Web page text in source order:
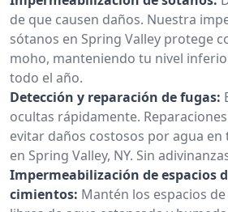
de que causen daños. Nuestra
sótanos en Spring Valley protege
moho, manteniendo tu nivel
todo el año.
Detección y reparación de fugas:
ocultas rápidamente.
evitar daños costosos por agua
en Spring Valley, NY. Sin
Impermeabilización de espacios
cimientos: Mantén los espacios